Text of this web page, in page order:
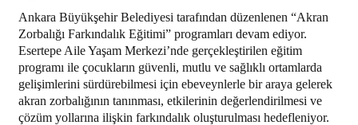
Ankara Büyükşehir Belediyesi tarafından düzenlenen “Akran
Zorbalığı Farkındalık Eğitimi” programları devam ediyor.
Esertepe Aile Yaşam Merkezi’nde gerçekleştirilen eğitim
programı ile çocukların güvenli, mutlu ve sağlıklı ortamlarda
gelişimlerini sürdürebilmesi için ebeveynlerle bir araya gelerek
akran zorbalığının tanınması, etkilerinin değerlendirilmesi ve
çözüm yollarına ilişkin farkındalık oluşturulması hedefleniyor.